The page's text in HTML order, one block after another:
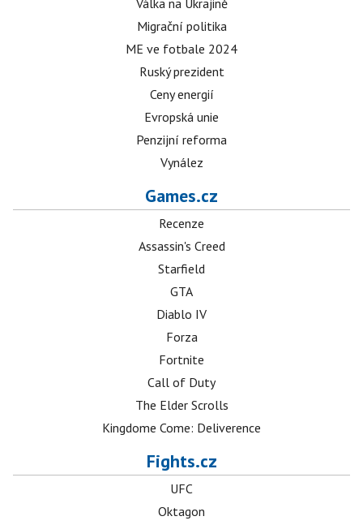
Válka na Ukrajině
Migrační politika
ME ve fotbale 2024
Ruský prezident
Ceny energií
Evropská unie
Penzijní reforma
Vynález
Games.cz
Recenze
Assassin's Creed
Starfield
GTA
Diablo IV
Forza
Fortnite
Call of Duty
The Elder Scrolls
Kingdome Come: Deliverence
Fights.cz
UFC
Oktagon